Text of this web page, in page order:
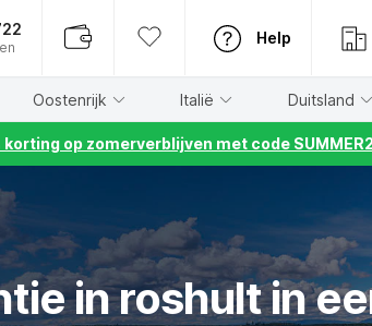
Help
Oostenrijk Italië Duitsland
korting op zomerverblijven met code
in roshult in